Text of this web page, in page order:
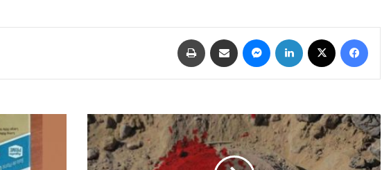
فيسبوك لينكدإن ماسنجر مشاركة عبر البريد
إصابة
ثلاثة
مدنيين
جراء